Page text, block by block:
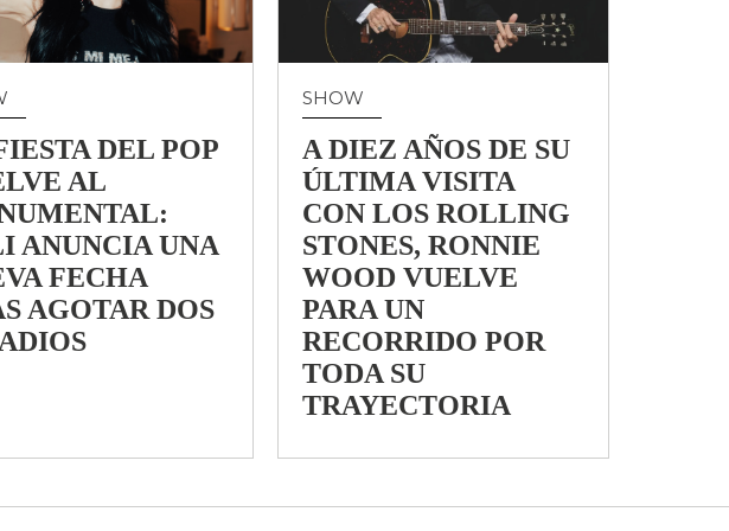
DEL POP
AL
ANUNCIA UNA
FECHA
AGOTAR DOS
SHOW
A DIEZ AÑOS DE SU
ÚLTIMA VISITA
CON LOS ROLLING
STONES, RONNIE
WOOD VUELVE
PARA UN
RECORRIDO POR
TODA SU
TRAYECTORIA